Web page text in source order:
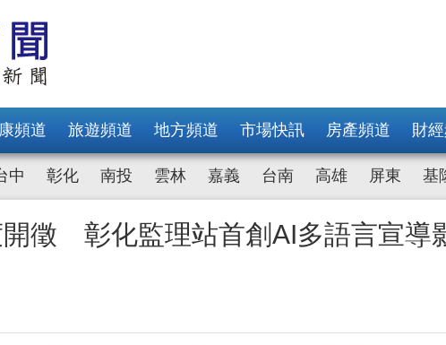
頻道 旅遊頻道 地方頻道 市場快訊 房產頻道 財
中 彰化 南投 雲林 嘉義 台南 高雄 屏東 基
開徵 彰化監理站首創AI多語言宣導